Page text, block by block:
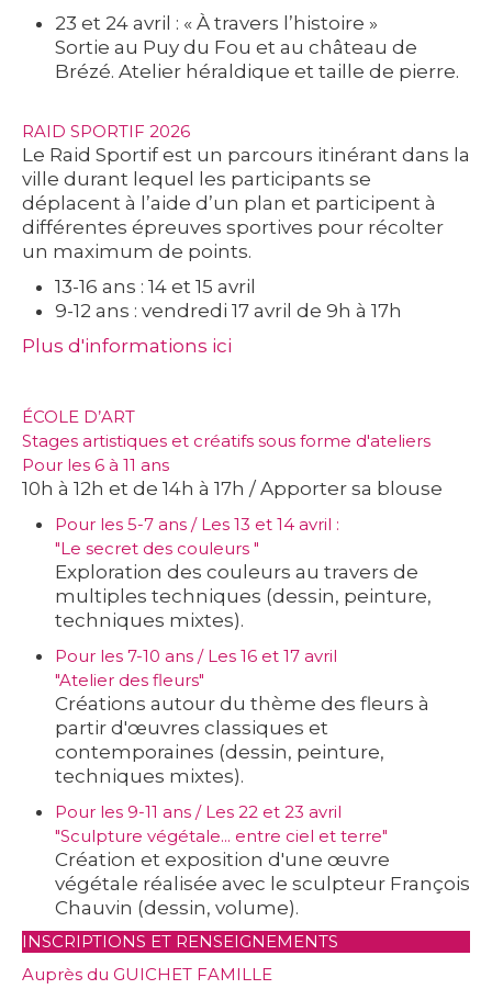
23 et 24 avril : « À travers l’histoire »
Sortie au Puy du Fou et au château de
Brézé. Atelier héraldique et taille de pierre.
RAID SPORTIF 2026
Le Raid Sportif est un parcours itinérant dans la
ville durant lequel les participants se
déplacent à l’aide d’un plan et participent à
différentes épreuves sportives pour récolter
un maximum de points.
13-16 ans : 14 et 15 avril
9-12 ans : vendredi 17 avril de 9h à 17h
Plus d'informations ici
ÉCOLE D’ART
Stages artistiques et créatifs sous forme d'ateliers
Pour les 6 à 11 ans
10h à 12h et de 14h à 17h / Apporter sa blouse
Pour les 5-7 ans / Les 13 et 14 avril :
"Le secret des couleurs "
Exploration des couleurs au travers de
multiples techniques (dessin, peinture,
techniques mixtes).
Pour les 7-10 ans / Les 16 et 17 avril
"Atelier des fleurs"
Créations autour du thème des fleurs à
partir d'œuvres classiques et
contemporaines (dessin, peinture,
techniques mixtes).
Pour les 9-11 ans / Les 22 et 23 avril
"Sculpture végétale... entre ciel et terre"
Création et exposition d'une œuvre
végétale réalisée avec le sculpteur François
Chauvin (dessin, volume).
INSCRIPTIONS ET RENSEIGNEMENTS
Auprès du GUICHET FAMILLE